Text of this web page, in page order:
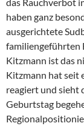
haben ganz
ausgerichtete
familiengeführten
Kitzmann ist das
Kitzmann hat seit
reagiert und sieht
Geburtstag